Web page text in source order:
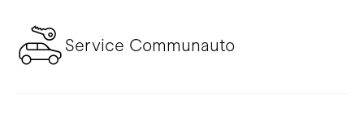
Service Communauto